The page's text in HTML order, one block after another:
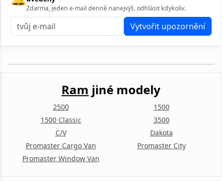
Zdarma, jeden e-mail denně nanejvýš, odhlásit kdykoliv.
Vytvořit upozornění
Ram jiné modely
2500
1500
1500 Classic
3500
C/V
Dakota
Promaster Cargo Van
Promaster City
Promaster Window Van